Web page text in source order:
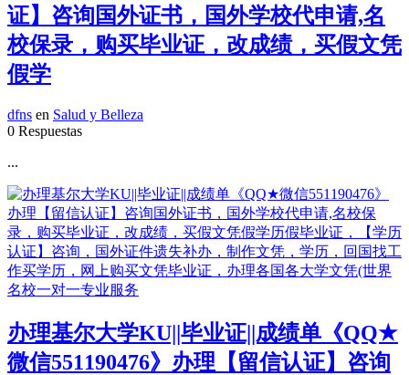
证】咨询国外证书，国外学校代申请,名
校保录，购买毕业证，改成绩，买假文凭
假学
dfns en Salud y Belleza
0 Respuestas
...
办理基尔大学KU||毕业证||成绩单《QQ★
微信551190476》办理【留信认证】咨询